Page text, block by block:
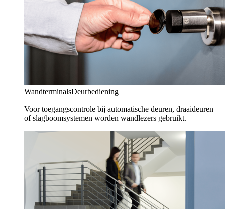
WandterminalsDeurbediening
Voor toegangscontrole bij automatische deuren, draaideuren
of slagboomsystemen worden wandlezers gebruikt.